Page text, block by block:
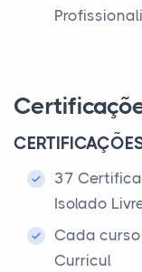
37
Isolado
Cada
Curricul